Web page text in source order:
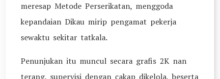
meresap Metode Perserikatan, menggoda
kepandaian Dikau mirip pengamat pekerja
sewaktu sekitar tatkala.
Penunjukan itu muncul secara grafis 2K nan
terang, supervisi dengan cakap dikelola, beserta